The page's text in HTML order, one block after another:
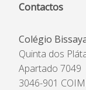
Contactos
Colégio
Quinta dos
Apartado 7049
3046-901